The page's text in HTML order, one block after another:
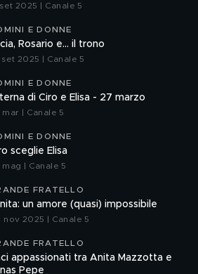
set 2025 | Canale 5
E DONNE
Rosario e... il trono
set 2025 | Canale 5
E DONNE
di Ciro e Elisa - 27 marzo
mar | Canale 5
E DONNE
sceglie Elisa
mag | Canale 5
FRATELLO
un amore (quasi) impossibile
nov 2025 | Canale 5
FRATELLO
appassionati tra Anita Mazzotta e
Pepe